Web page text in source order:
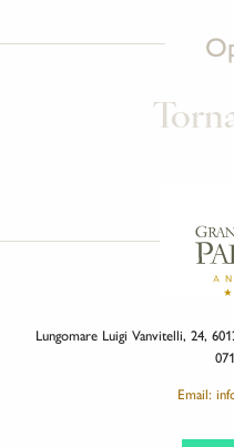
Lungomare Luigi Vanvitelli, 24,
Email: